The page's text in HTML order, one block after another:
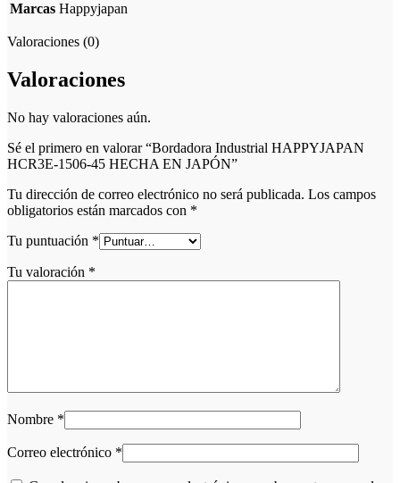
Marcas Happyjapan
Valoraciones (0)
Valoraciones
No hay valoraciones aún.
Sé el primero en valorar “Bordadora Industrial HAPPYJAPAN
HCR3E-1506-45 HECHA EN JAPÓN”
Tu dirección de correo electrónico no será publicada. Los campos
obligatorios están marcados con *
Tu puntuación *
Tu valoración *
Nombre *
Correo electrónico *